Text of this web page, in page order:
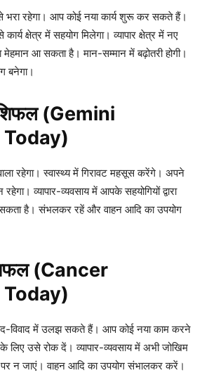
रहेगा। आप कोई नया कार्य शुरू कर सकते हैं।
क्षेत्र में सहयोग मिलेगा। व्यापार क्षेत्र में नए
आ सकता है। मान-सम्मान में बढ़ोतरी होगी।
बनेगा।
(Gemini
रहेगा। स्वास्थ्य में गिरावट महसूस करेंगे। अपने
व्यापार-व्यवसाय में आपके सहयोगियों द्वारा
है। संभलकर रहें और वाहन आदि का उपयोग
(Cancer
विवाद में उलझ सकते हैं। आप कोई नया काम करने
के लिए उसे रोक दें। व्यापार-व्यवसाय में अभी जोखिम
पर न जाएं। वाहन आदि का उपयोग संभालकर करें।